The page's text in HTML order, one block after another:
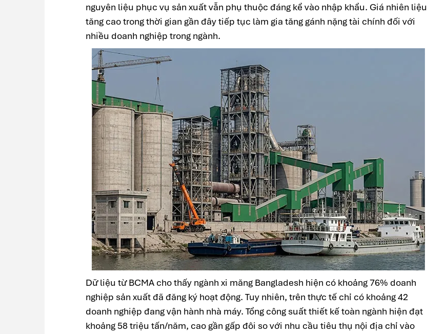
nguyên liệu phục vụ sản xuất vẫn phụ thuộc đáng kể vào nhập khẩu. Giá nhiên liệu
tăng cao trong thời gian gần đây tiếp tục làm gia tăng gánh nặng tài chính đối với
nhiều doanh nghiệp trong ngành.
Dữ liệu từ BCMA cho thấy ngành xi măng Bangladesh hiện có khoảng 76% doanh
nghiệp sản xuất đã đăng ký hoạt động. Tuy nhiên, trên thực tế chỉ có khoảng 42
doanh nghiệp đang vận hành nhà máy. Tổng công suất thiết kế toàn ngành hiện đạt
khoảng 58 triệu tấn/năm, cao gần gấp đôi so với nhu cầu tiêu thụ nội địa chỉ vào